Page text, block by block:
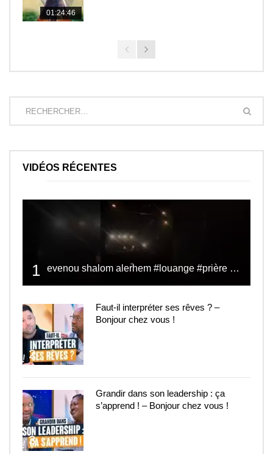
01:24:46
VIDÉOS RÉCENTES
1 evenou shalom alerhem #louange #prière #shalom
2
Faut-il interpréter ses rêves ? –
Bonjour chez vous !
3
Grandir dans son leadership : ça
s’apprend ! – Bonjour chez vous !